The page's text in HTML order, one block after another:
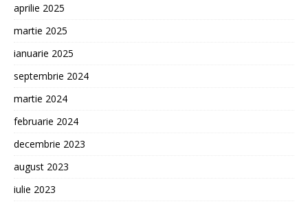
aprilie 2025
martie 2025
ianuarie 2025
septembrie 2024
martie 2024
februarie 2024
decembrie 2023
august 2023
iulie 2023